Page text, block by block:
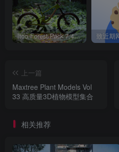
Itoo Forest Pack 7.4.20 森林插件 For 3DSMAX 2014 ~ 2023 汉化永久版
上一篇
Maxtree Plant Models Vol
33 高质量3D植物模型集合
相关推荐